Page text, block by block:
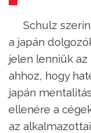
Schulz
a japán
jelen lenniük az
ahhoz, hogy
japán
ellenére a
az